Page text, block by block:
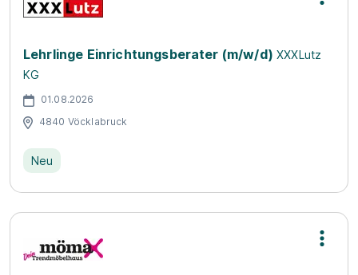
Lehrlinge Einrichtungsberater (m/w/d) XXXLutz
KG
01.08.2026
4840 Vöcklabruck
Neu